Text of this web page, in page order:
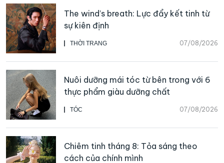
THỜI TRANG 07/08/2026
The wind’s breath: Lực đẩy kết tinh từ
sự kiên định
TÓC 07/08/2026
Nuôi dưỡng mái tóc từ bên trong với 6
thực phẩm giàu dưỡng chất
Chiêm tinh tháng 8: Tỏa sáng theo
cách của chính mình